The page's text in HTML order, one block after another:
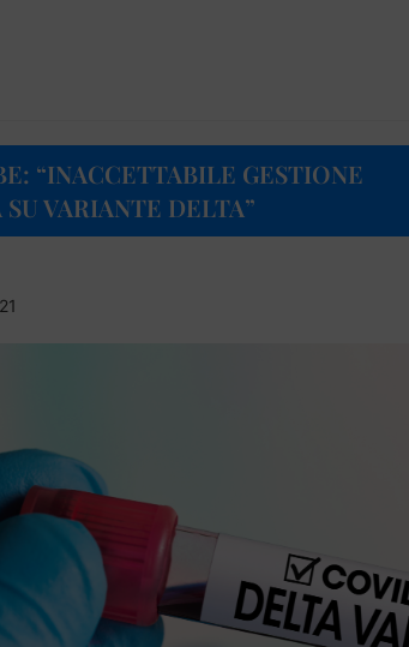
“INACCETTABILE GESTIONE
VARIANTE DELTA”